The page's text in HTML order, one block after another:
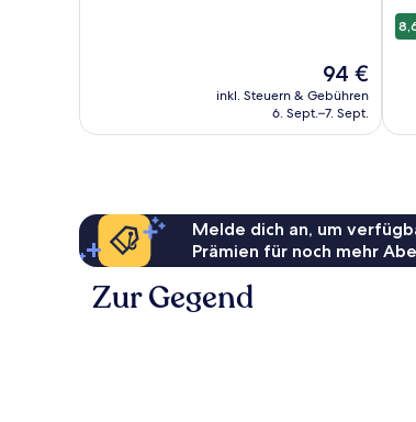
Der
Preis
beträgt
94 €
inkl. Steuern & Gebühren
6. Sept.–7. Sept.
8.6
Melde dich an, um
Prämien für noch mehr
Zur Gegend